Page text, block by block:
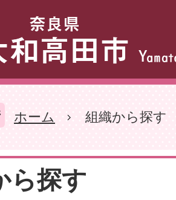
ホーム 組織から探す
ら探す